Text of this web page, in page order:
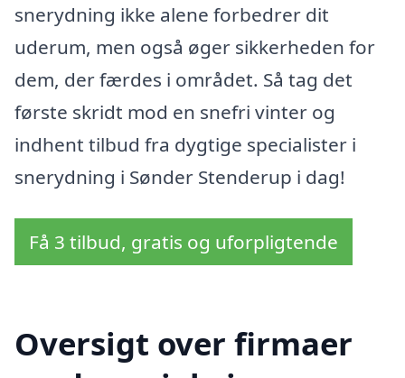
snerydning ikke alene forbedrer dit
uderum, men også øger sikkerheden for
dem, der færdes i området. Så tag det
første skridt mod en snefri vinter og
indhent tilbud fra dygtige specialister i
snerydning i Sønder Stenderup i dag!
Få 3 tilbud, gratis og uforpligtende
Oversigt over firmaer